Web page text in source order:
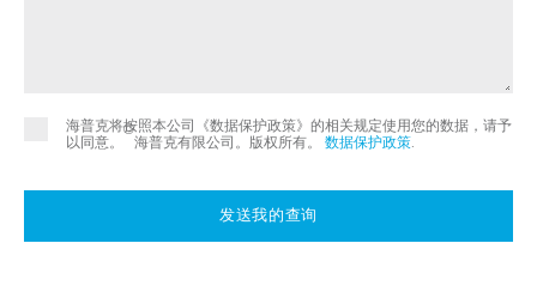
海普克将按照本公司《数据保护政策》的相关规定使用您的数据，请予
以同意。
©
海普克有限公司。版权所有。 数据保护政策
发送我的查询